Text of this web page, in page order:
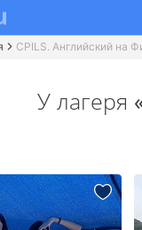
CPILS. Английский на
У лагеря